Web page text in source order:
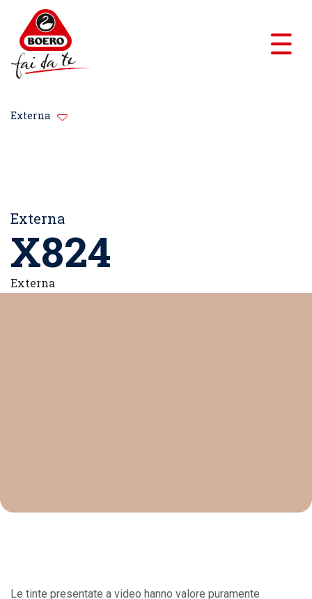
Externa
Externa
X824
Externa
Le tinte presentate a video hanno valore puramente